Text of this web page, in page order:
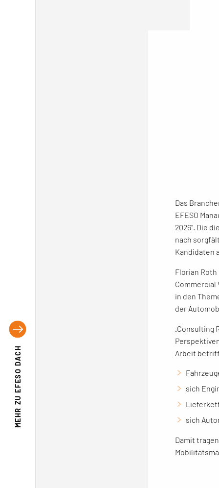
MEHR ZU
EFESO DACH
Das
EFESO
2026“. Die
nach
Kandidaten
Florian Roth
Commercial
in den
der
Arbeit
sich
sich
Damit